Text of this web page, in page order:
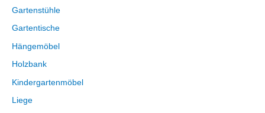
Gartenstühle
Gartentische
Hängemöbel
Holzbank
Kindergartenmöbel
Liege